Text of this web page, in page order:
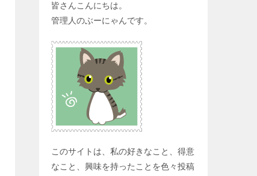
皆さんこんにちは。
管理人のぶーにゃんです。
このサイトは、私の好きなこと、得意
なこと、興味を持ったことを色々投稿